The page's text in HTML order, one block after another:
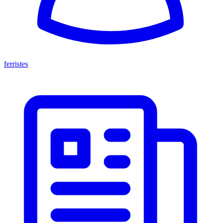
ferristes